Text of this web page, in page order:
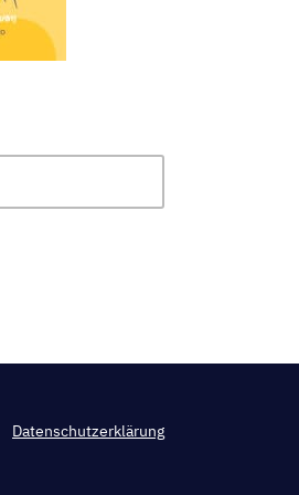
Datenschutzerklärung